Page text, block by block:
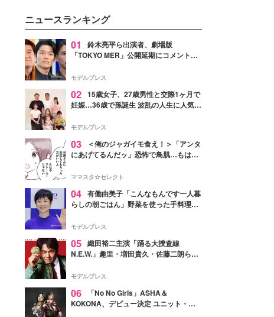
性を秘めた、革新的な「Water
Capturing Skin（ウォーターキャ
プチャリングスキン：捕水肌）」
技術を、花王が構築した。
ニュースランキング
01
鈴木亮平ら出演者、劇場版
「TOKYO MER」公開延期にコメント
最大の敬意とエールを」
モデルプレス
02 15歳女子、27歳男性と交際1ヶ月で
妊娠…36歳で孫誕生 波乱の人生に人気タ
よ！」
モデルプレス
03
＜俺のジャガイモ食え！＞「アンタ
にあげてるんだッ」恐怖で鳥肌…もはや
ママスタ☆セレクト
04 有働由美子「こんなもんです一人暮
らしの朝ごはん」野菜を使った手料理公
そう」と反響
モデルプレス
05 織田裕二主演「踊る大捜査線
N.E.W.」趣里・増田貴久・佐藤二朗ら新
徴する“謎のキーワード”も
モデルプレス
06
「No No Girls」ASHA＆
KOKONA、デビュー決定 ユニット・